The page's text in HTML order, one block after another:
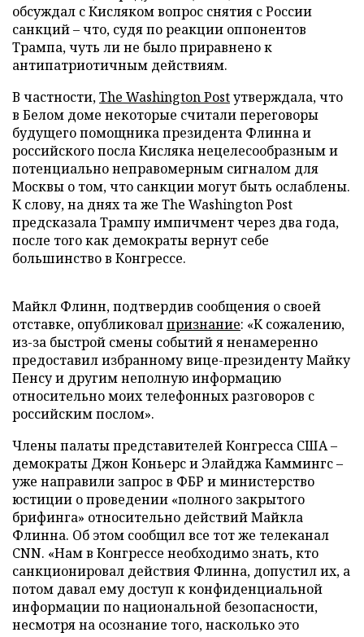
обсуждал с Кисляком вопрос снятия с России
санкций – что, судя по реакции оппонентов
Трампа, чуть ли не было приравнено к
антипатриотичным действиям.
В частности,The Washington Postутверждала, что
в Белом доме некоторые считали переговоры
будущего помощника президента Флинна и
российского посла Кисляка нецелесообразным и
потенциально неправомерным сигналом для
Москвы о том, что санкции могут быть ослаблены.
К слову, на днях та же The Washington Post
предсказала Трампу импичмент через два года,
после того как демократы вернут себе
большинство в Конгрессе.
Майкл Флинн, подтвердив сообщения о своей
отставке, опубликовалпризнание: «К сожалению,
из-за быстрой смены событий я ненамеренно
предоставил избранному вице-президенту Майку
Пенсу и другим неполную информацию
относительно моих телефонных разговоров с
российским послом».
Члены палаты представителей Конгресса США –
демократы Джон Коньерс и Элайджа Каммингс –
уже направили запрос в ФБР и министерство
юстиции о проведении «полного закрытого
брифинга» относительно действий Майкла
Флинна. Об этом сообщил все тот же телеканал
CNN. «Нам в Конгрессе необходимо знать, кто
санкционировал действия Флинна, допустил их, а
потом давал ему доступ к конфиденциальной
информации по национальной безопасности,
несмотря на осознание того, насколько это